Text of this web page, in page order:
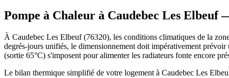
Pompe à Chaleur à Caudebec Les Elbeuf—
À Caudebec Les Elbeuf (76320), les conditions climatiques de la
degrés-jours unifiés, le dimensionnement doit impérativement
(sortie 65°C) s'imposent pour alimenter les radiateurs fonte encore
Le bilan thermique simplifié de votre logement à Caudebec Les